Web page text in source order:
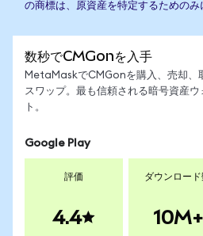
の商標は、原資産を特定するためのみ
数秒でCMGonを入手
MetaMaskでCMGonを購入、売却、
スワップ。最も信頼される暗号資産ウ
ト。
Google Play
評価
4.4
ダウンロード
10M+